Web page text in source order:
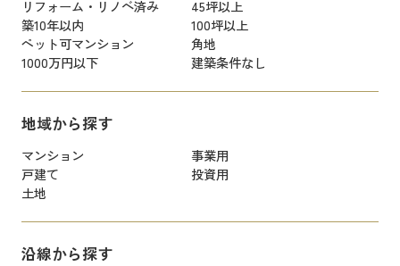
リフォーム・リノベ済み
45坪以上
築10年以内
100坪以上
ペット可マンション
角地
1000万円以下
建築条件なし
地域から探す
マンション
事業用
戸建て
投資用
土地
沿線から探す